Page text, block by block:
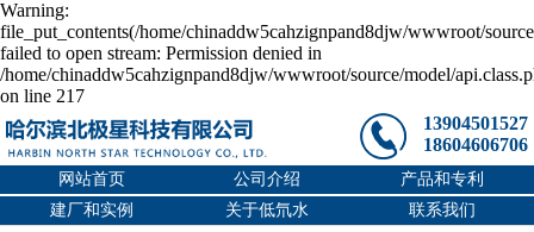
Warning:
file_put_contents(/home/chinaddw5cahzignpand8djw/wwwroot/
failed to open stream: Permission denied in
/home/chinaddw5cahzignpand8djw/wwwroot/source/model/
on line 217
13904501527
18604606706
网站首页 公司介绍
产品和专利
建厂和实例
关于低氘水 联系我们